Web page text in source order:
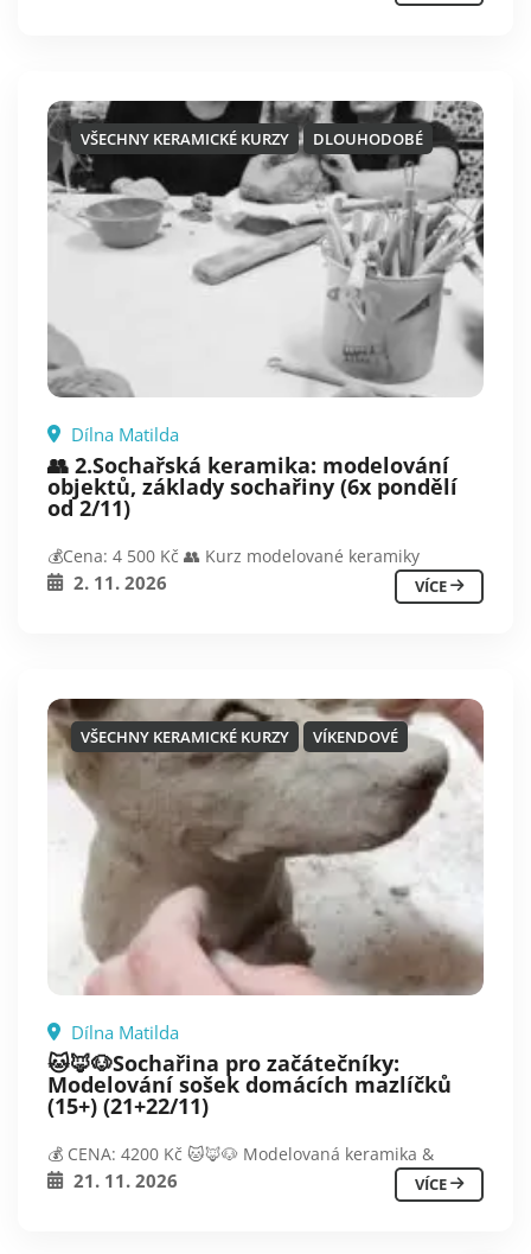
VŠECHNY KERAMICKÉ KURZY DLOUHODOBÉ
Dílna Matilda
👥 2.Sochařská keramika: modelování
objektů, základy sochařiny (6x pondělí
od 2/11)
💰Cena: 4 500 Kč 👥 Kurz modelované keramiky
2. 11. 2026 VÍCE
VŠECHNY KERAMICKÉ KURZY VÍKENDOVÉ
Dílna Matilda
🐱🦊🐶Sochařina pro začátečníky:
Modelování sošek domácích mazlíčků
(15+) (21+22/11)
💰 CENA: 4200 Kč 🐱🦊🐶 Modelovaná keramika &
21. 11. 2026 VÍCE